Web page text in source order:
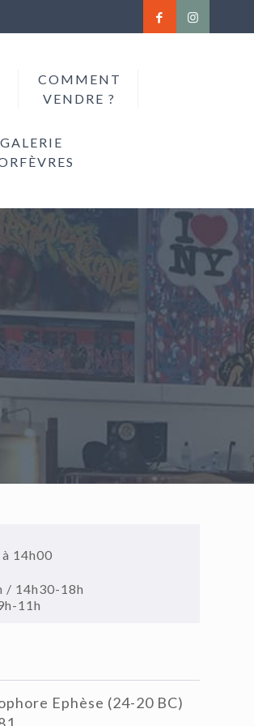
COMMENT
VENDRE ?
14h00
/ 14h30-18h
11h
Ephèse (24-20 BC)